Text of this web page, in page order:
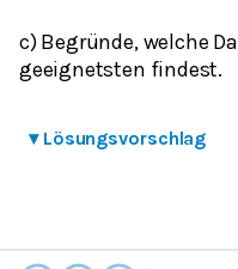
c) Begründe, welche
geeignetsten findest.
▾ Lösungsvorschlag